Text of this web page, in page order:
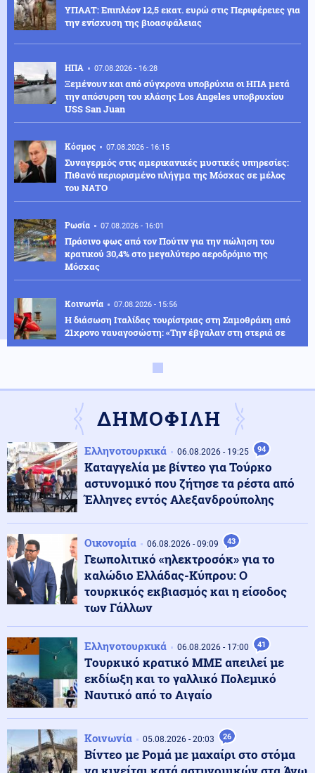
ΥΠΑΑΤ: Επιπλέον 12,5 εκατ. ευρώ στις Περιφέρειες για
την ενίσχυση της βιοασφάλειας
ΗΠΑ 07.08.2026 - 16:28
Ξεμένουν και από σύγχρονα υποβρύχια οι ΗΠΑ μετά
την απόσυρση του κλάσης Los Angeles υποβρυχίου
USS San Juan
Κόσμος 07.08.2026 - 16:15
Συναγερμός στις αμερικανικές μυστικές υπηρεσίες:
Πιθανό περιορισμένο πλήγμα της Μόσχας σε μέλος
του ΝΑΤΟ
Ρωσία 07.08.2026 - 16:01
Πράσινο φως από τον Πούτιν για την πώληση του
κρατικού 30,4% στο μεγαλύτερο αεροδρόμιο της
Μόσχας
Κοινωνία 07.08.2026 - 15:56
Η διάσωση Ιταλίδας τουρίστριας στη Σαμοθράκη από
21χρονο ναυαγοσώστη: «Την έβγαλαν στη στεριά σε
ημιλιπόθυμη κατάσταση»
σορό του πατέρα του σε καταψύκτη – Αφέθηκε
ελεύθερος
Κοινωνία 07.08.2026 - 15:24
Νέο αεροδρόμιο Καστελλίου: Συμφωνία 105,2 εκατ.
ευρώ για τον αεροναυτιλιακό εξοπλισμό
Κόσμος
Υπογραφή κοινής αμυντικής συμφωνίας από
Σαουδική Αραβία, Τουρκία και Πακιστάν
07.08.2026 - 15:08
αστυνομικοί κάνουν τσαμπουκά σε Έλληνες πολίτες
Κοινωνία 07.08.2026 - 14:52
«Άλμα» 26,3% στις εξαγωγές τον Ιούνιο – Μειώθηκε το
εμπορικό έλλειμμα
Κοινωνία 07.08.2026 - 14:52
ΔΗΜΟΦΙΛΗ
Ελληνοτουρκικά 06.08.2026 - 19:25 94
Καταγγελία με βίντεο για Τούρκο
αστυνομικό που ζήτησε τα ρέστα από
Έλληνες εντός Αλεξανδρούπολης
Οικονομία 06.08.2026 - 09:09 43
Γεωπολιτικό «ηλεκτροσόκ» για το
καλώδιο Ελλάδας-Κύπρου: Ο
τουρκικός εκβιασμός και η είσοδος
των Γάλλων
Ελληνοτουρκικά 06.08.2026 - 17:00 41
Tουρκικό κρατικό ΜΜΕ απειλεί με
εκδίωξη και το γαλλικό Πολεμικό
Ναυτικό από το Αιγαίο
Κοινωνία 05.08.2026 - 20:03 26
Βίντεο με Ρομά με μαχαίρι στο στόμα